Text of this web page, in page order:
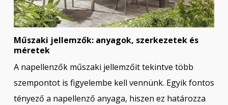
Műszaki jellemzők: anyagok, szerkezetek és
méretek
A napellenzők műszaki jellemzőit tekintve több
szempontot is figyelembe kell vennünk. Egyik fontos
tényező a napellenző anyaga, hiszen ez határozza